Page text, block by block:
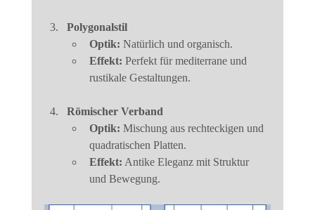
Polygonalstil
Optik: Natürlich und organisch.
Effekt: Perfekt für mediterrane und
rustikale Gestaltungen.
Römischer Verband
Optik: Mischung aus rechteckigen und
quadratischen Platten.
Effekt: Antike Eleganz mit Struktur
und Bewegung.